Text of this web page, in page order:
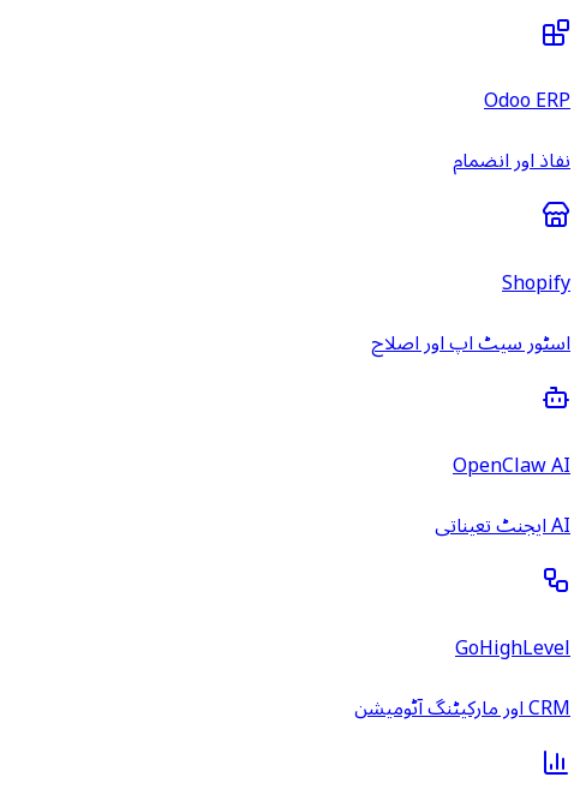
Odoo ERP
نفاذ اور انضمام
Shopify
اسٹور سیٹ اپ اور اصلاح
OpenClaw AI
AI ایجنٹ تعیناتی
GoHighLevel
CRM اور مارکیٹنگ آٹومیشن